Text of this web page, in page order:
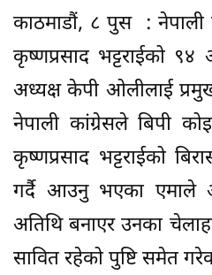
काठमाडौं, ८ पुस : नेपाली
कृष्णप्रसाद भट्टराईको
अध्यक्ष केपी ओलीलाई
नेपाली कांग्रेसले बिपी
कृष्णप्रसाद भट्टराईको
गर्दै आउनु भएका एमाले
अतिथि बनाएर उनका
सावित रहेको पुष्टि समेत